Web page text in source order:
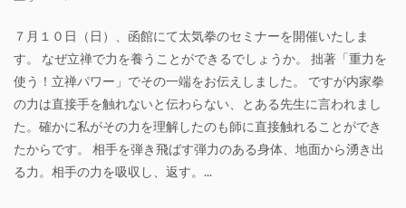
７月１０日（日）、函館にて太気拳のセミナーを開催いたしま
す。 なぜ立禅で力を養うことができるでしょうか。 拙著「重力を
使う！立禅パワー」でその一端をお伝えしました。 ですが内家拳
の力は直接手を触れないと伝わらない、とある先生に言われまし
た。確かに私がその力を理解したのも師に直接触れることができ
たからです。 相手を弾き飛ばす弾力のある身体、地面から湧き出
る力。相手の力を吸収し、返す。...